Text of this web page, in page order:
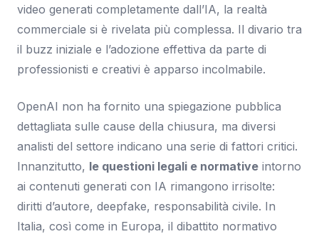
video generati completamente dall’IA, la realtà
commerciale si è rivelata più complessa. Il divario tra
il buzz iniziale e l’adozione effettiva da parte di
professionisti e creativi è apparso incolmabile.
OpenAI non ha fornito una spiegazione pubblica
dettagliata sulle cause della chiusura, ma diversi
analisti del settore indicano una serie di fattori critici.
Innanzitutto, le questioni legali e normative intorno
ai contenuti generati con IA rimangono irrisolte:
diritti d’autore, deepfake, responsabilità civile. In
Italia, così come in Europa, il dibattito normativo